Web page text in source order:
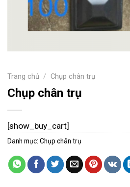
Trang chủ / Chụp chân trụ
Chụp chân trụ
[show_buy_cart]
Danh mục: Chụp chân trụ